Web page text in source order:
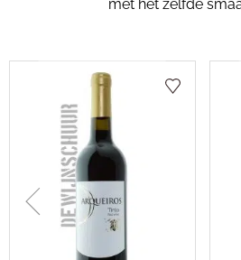
met het zelfde